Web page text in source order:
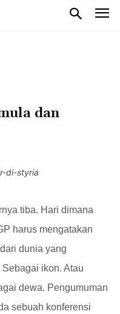
dan
di-styria
tiba. Hari dimana
harus mengatakan
dunia yang
ikon. Atau
dewa. Pengumuman
sebuah konferensi